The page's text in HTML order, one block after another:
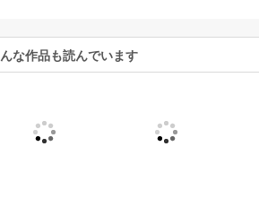
な作品も読んでいます